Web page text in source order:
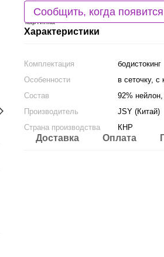
Сообщить, когда появится
Характеристики
Комплектация
бодистокинг
Особенности
в сеточку, с
Состав
92%
Производитель
JSY (Китай)
Страна производства
КНР
Доставка Оплата